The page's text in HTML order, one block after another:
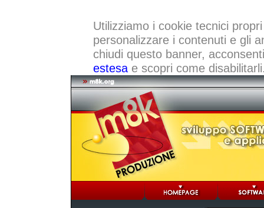
Utilizziamo i cookie tecnici
personalizzare i contenuti e gli
chiudi questo banner,
estesae scopri come